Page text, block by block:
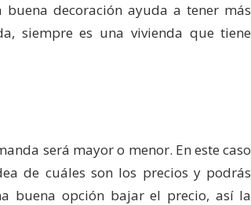
decoración ayuda a tener más
siempre es una vivienda que tiene
será mayor o menor. En este caso
de cuáles son los precios y podrás
buena opción bajar el precio, así la